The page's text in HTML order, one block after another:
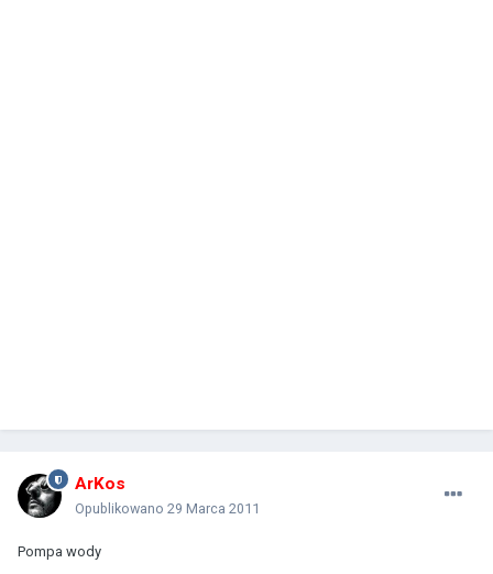
ArKos
Opublikowano 29 Marca 2011
Pompa wody